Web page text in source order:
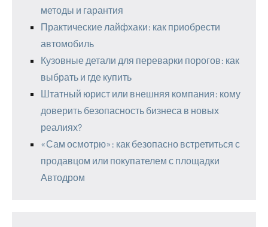
методы и гарантия
Практические лайфхаки: как приобрести
автомобиль
Кузовные детали для переварки порогов: как
выбрать и где купить
Штатный юрист или внешняя компания: кому
доверить безопасность бизнеса в новых
реалиях?
«Сам осмотрю»: как безопасно встретиться с
продавцом или покупателем с площадки
Автодром